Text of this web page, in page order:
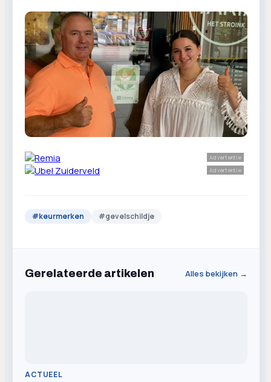
Advertentie
Advertentie
#keurmerken #gevelschildje
Gerelateerde artikelen Alles bekijken →
ACTUEEL